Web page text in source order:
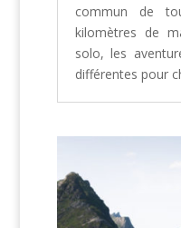
commun de
kilomètres de
solo, les
différentes pour